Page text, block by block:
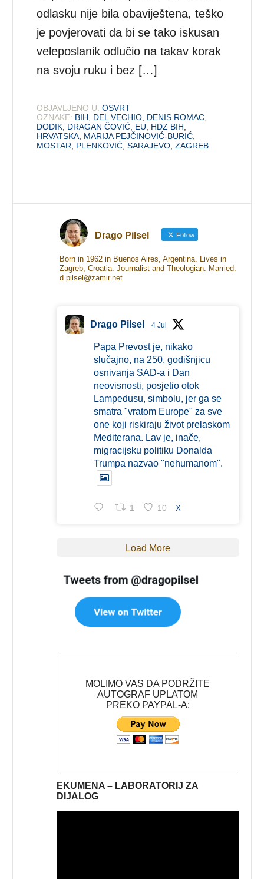
odlasku nije bila obaviještena, teško
je povjerovati da bi se tako iskusan
veleposlanik odlučio na takav korak
na svoju ruku i bez […]
OBJAVLJENO U: OSVRT
OZNAKE: BIH DEL VECHIO DENIS ROMAC
DODIK DRAGAN ČOVIĆ EU HDZ BIH
HRVATSKA MARIJA PEJČINOVIĆ-BURIĆ
MOSTAR
PLENKOVIĆ ,SARAJEVO ,ZAGREB
Drago Pilsel Follow
Born in 1962 in Buenos Aires, Argentina. Lives in
Zagreb, Croatia. Journalist and Theologian. Married.
d.pilsel@zamir.net
Drago Pilsel 4 Jul
Papa Prevost je, nikako
slučajno, na 250. godišnjicu
osnivanja SAD-a i Dan
neovisnosti, posjetio otok
Lampedusu, simbolu, jer ga se
smatra "vratom Europe" za sve
one koji riskiraju život prelaskom
Mediterana. Lav je, inače,
migracijsku politiku Donalda
Trumpa nazvao "nehumanom".
1 10 X
Load More
MOLIMO VAS DA PODRŽITE
AUTOGRAF UPLATOM
PREKO PAYPAL-A:
EKUMENA – LABORATORIJ ZA
DIJALOG